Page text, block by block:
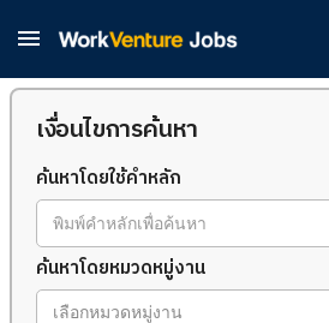

เงื่อนไขการค้นหา
ค้นหาโดยใช้คำหลัก
ค้นหาโดยหมวดหมู่งาน
เลือกหมวดหมู่งาน